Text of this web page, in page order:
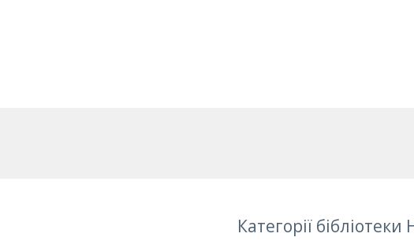
Категорії бібліотеки